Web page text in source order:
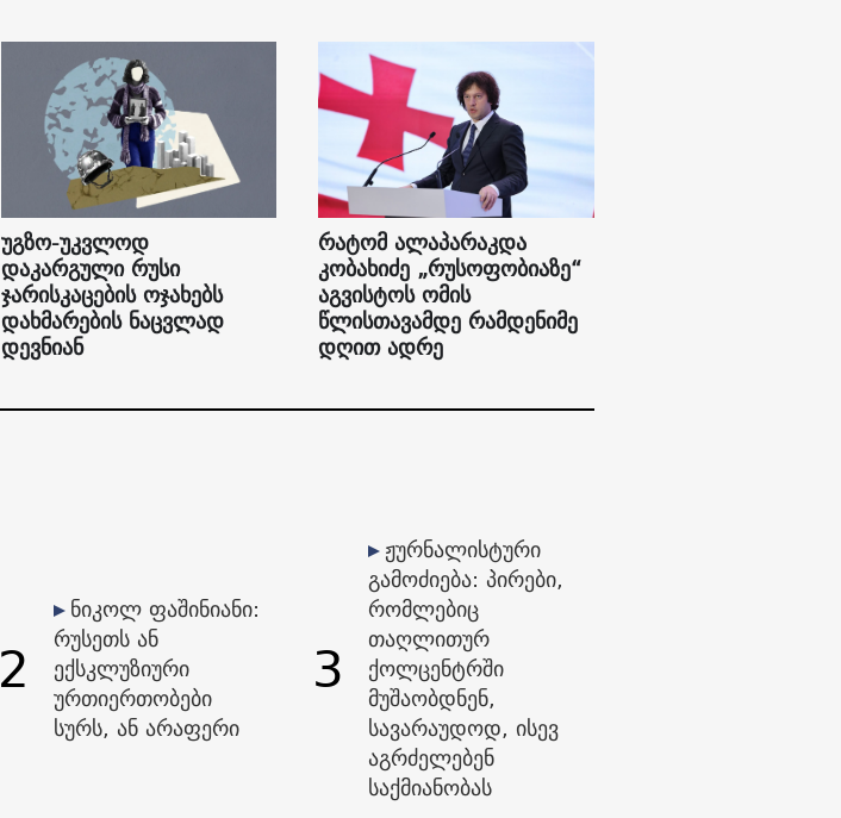
უგზო-უკვლოდ
დაკარგული რუსი
ჯარისკაცების ოჯახებს
დახმარების ნაცვლად
დევნიან
რატომ ალაპარაკდა
კობახიძე „რუსოფობიაზე“
აგვისტოს ომის
წლისთავამდე რამდენიმე
დღით ადრე
2
ნიკოლ ფაშინიანი:
რუსეთს ან
ექსკლუზიური
ურთიერთობები
სურს, ან არაფერი
3
ჟურნალისტური
გამოძიება: პირები,
რომლებიც
თაღლითურ
ქოლცენტრში
მუშაობდნენ,
სავარაუდოდ, ისევ
აგრძელებენ
საქმიანობას